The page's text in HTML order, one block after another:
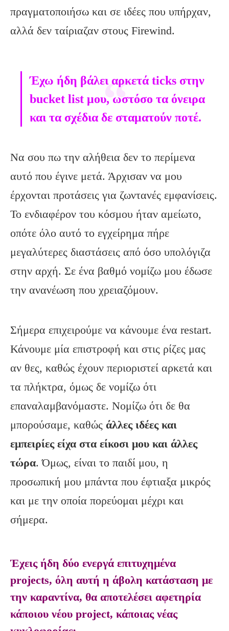
πραγματοποιήσω και σε ιδέες που υπήρχαν,
αλλά δεν ταίριαζαν στους Firewind.
Έχω ήδη βάλει αρκετά ticks στην
bucket list μου, ωστόσο τα όνειρα
και τα σχέδια δε σταματούν ποτέ.
Να σου πω την αλήθεια δεν το περίμενα
αυτό που έγινε μετά. Άρχισαν να μου
έρχονται προτάσεις για ζωντανές εμφανίσεις.
Το ενδιαφέρον του κόσμου ήταν αμείωτο,
οπότε όλο αυτό το εγχείρημα πήρε
μεγαλύτερες διαστάσεις από όσο υπολόγιζα
στην αρχή. Σε ένα βαθμό νομίζω μου έδωσε
την ανανέωση που χρειαζόμουν.
Σήμερα επιχειρούμε να κάνουμε ένα restart.
Κάνουμε μία επιστροφή και στις ρίζες μας
αν θες, καθώς έχουν περιοριστεί αρκετά και
τα πλήκτρα, όμως δε νομίζω ότι
επαναλαμβανόμαστε. Νομίζω ότι δε θα
μπορούσαμε, καθώς άλλες ιδέες και
εμπειρίες είχα στα είκοσι μου και άλλες
τώρα. Όμως, είναι το παιδί μου, η
προσωπική μου μπάντα που έφτιαξα μικρός
και με την οποία πορεύομαι μέχρι και
σήμερα.
Έχεις ήδη δύο ενεργά επιτυχημένα
projects, όλη αυτή η άβολη κατάσταση με
την καραντίνα, θα αποτελέσει αφετηρία
κάποιου νέου project, κάποιας νέας